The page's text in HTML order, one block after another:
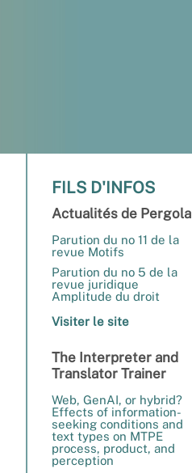
FILS D'INFOS
Actualités de Pergola
Parution du no 11 de la
revue Motifs
Parution du no 5 de la
revue juridique
Amplitude du droit
Visiter le site
The Interpreter and
Translator Trainer
Web, GenAI, or hybrid?
Effects of information-
seeking conditions and
text types on MTPE
process, product, and
perception